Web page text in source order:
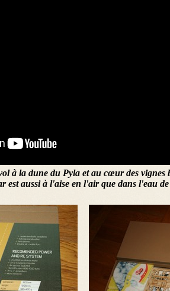
à la dune du Pyla et au cœur des vignes
est aussi à l'aise en l'air que dans l'eau